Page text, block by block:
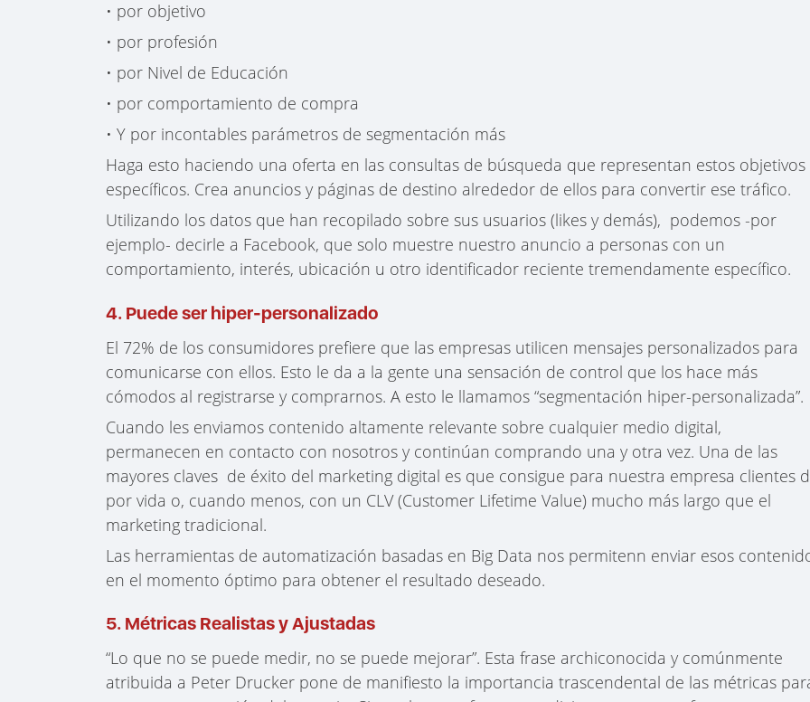
• por objetivo
• por profesión
• por Nivel de Educación
• por comportamiento de compra
• Y por incontables parámetros de segmentación más
Haga esto haciendo una oferta en las consultas de búsqueda que representan estos objetivos
específicos. Crea anuncios y páginas de destino alrededor de ellos para convertir ese tráfico.
Utilizando los datos que han recopilado sobre sus usuarios (likes y demás), podemos -por
ejemplo- decirle a Facebook, que solo muestre nuestro anuncio a personas con un
comportamiento, interés, ubicación u otro identificador reciente tremendamente específico.
4. Puede ser hiper-personalizado
El 72% de los consumidores prefiere que las empresas utilicen mensajes personalizados para
comunicarse con ellos. Esto le da a la gente una sensación de control que los hace más
cómodos al registrarse y comprarnos. A esto le llamamos “segmentación hiper-personalizada”.
Cuando les enviamos contenido altamente relevante sobre cualquier medio digital,
permanecen en contacto con nosotros y continúan comprando una y otra vez. Una de las
mayores claves de éxito del marketing digital es que consigue para nuestra empresa clientes
por vida o, cuando menos, con un CLV (Customer Lifetime Value) mucho más largo que el
marketing tradicional.
Las herramientas de automatización basadas en Big Data nos permitenn enviar esos
en el momento óptimo para obtener el resultado deseado.
5. Métricas Realistas y Ajustadas
“Lo que no se puede medir, no se puede mejorar”. Esta frase archiconocida y comúnmente
atribuida a Peter Drucker pone de manifiesto la importancia trascendental de las métricas